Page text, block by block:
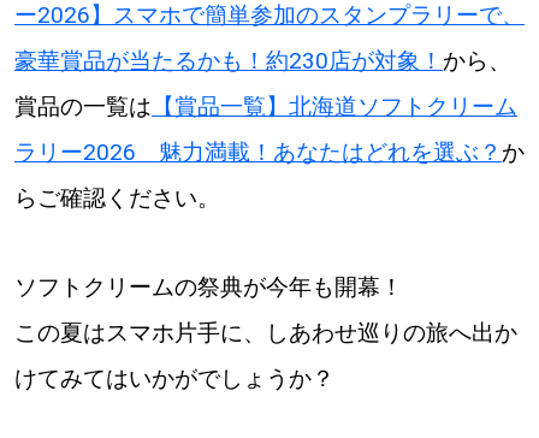
ー2026】スマホで簡単参加のスタンプラリーで、
豪華賞品が当たるかも！約230店が対象！ から、
賞品の一覧は 【賞品一覧】北海道ソフトクリーム
ラリー2026 魅力満載！あなたはどれを選ぶ？ か
らご確認ください。
ソフトクリームの祭典が今年も開幕！
この夏はスマホ片手に、しあわせ巡りの旅へ出か
けてみてはいかがでしょうか？